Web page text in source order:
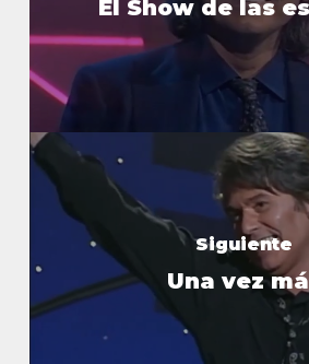
El Show de las
Siguiente
Una vez